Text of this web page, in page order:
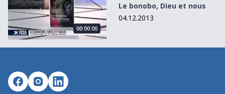
00:00:00
Le bonobo, Dieu et nous
04.12.2013